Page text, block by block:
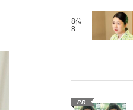
8位
8
PR